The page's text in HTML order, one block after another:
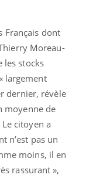
Français dont
Moreau-
les stocks
largement
dernier, révèle
moyenne de
citoyen a
n’est pas un
moins, il en
rassurant »,